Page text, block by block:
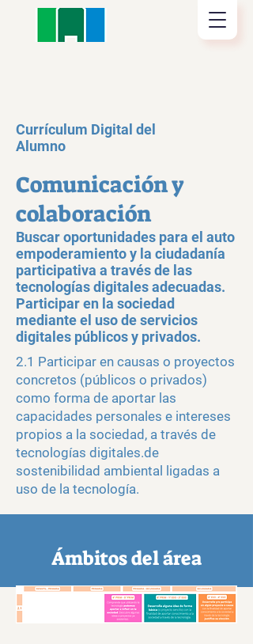
Currículum Digital del
Alumno
Comunicación y
colaboración
Buscar oportunidades para el auto
empoderamiento y la ciudadanía
participativa a través de las
tecnologías digitales adecuadas.
Participar en la sociedad
mediante el uso de servicios
digitales públicos y privados.
2.1 Participar en causas o proyectos
concretos (públicos o privados)
como forma de aportar las
capacidades personales e intereses
propios a la sociedad, a través de
tecnologías digitales.de
sostenibilidad ambiental ligadas a
uso de la tecnología.
Ámbitos del área